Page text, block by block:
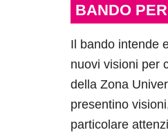
BANDO
Il bando intende
nuovi visioni per
della Zona
presentino
particolare